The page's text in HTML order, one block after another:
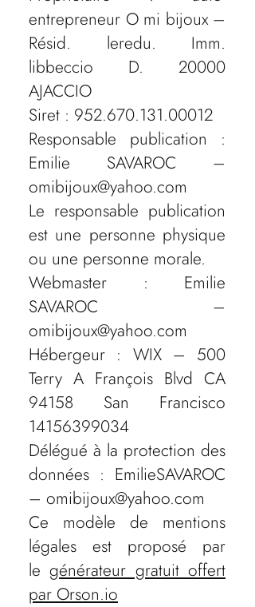
entrepreneur O mi bijoux –
Résid. leredu. Imm.
libbeccio D. 20000
AJACCIO
Siret : 952.670.131.00012
Responsable publication :
Emilie SAVAROC –
omibijoux@yahoo.com
Le responsable publication
est une personne physique
ou une personne morale.
Webmaster : Emilie
SAVAROC –
omibijoux@yahoo.com
Hébergeur : WIX – 500
Terry A François Blvd CA
94158 San Francisco
14156399034
Délégué à la protection des
données : EmilieSAVAROC
– omibijoux@yahoo.com
Ce modèle de mentions
légales est proposé par
legénérateur gratuit offert
par Orson.io